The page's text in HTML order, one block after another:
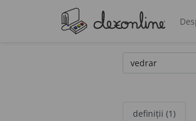
definiții (1)